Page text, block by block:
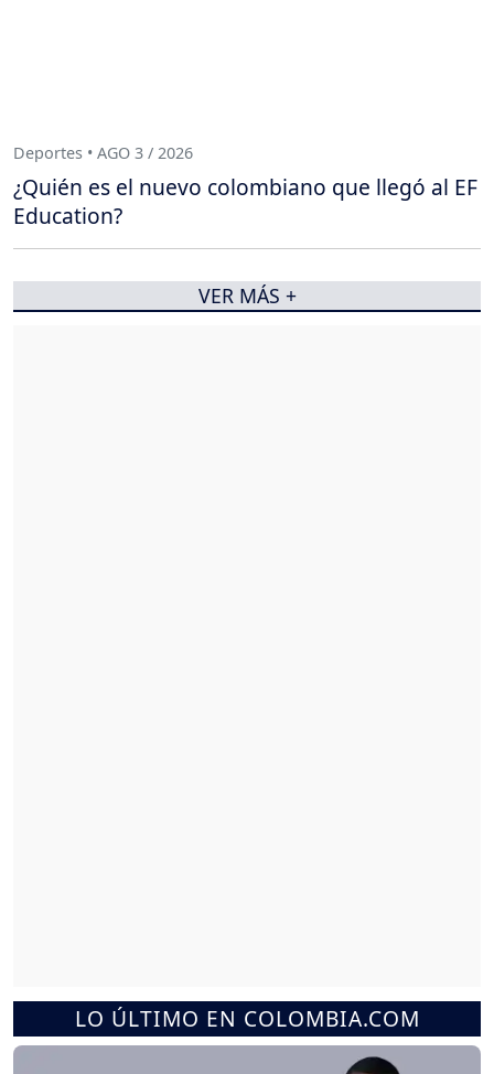
LO ÚLTIMO EN COLOMBIA.COM
Deportes • AGO 3 / 2026
¿Quién es el nuevo colombiano que llegó al EF
Education?
VER MÁS +